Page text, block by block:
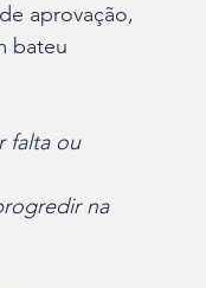
aprovação,
bateu
falta ou
na